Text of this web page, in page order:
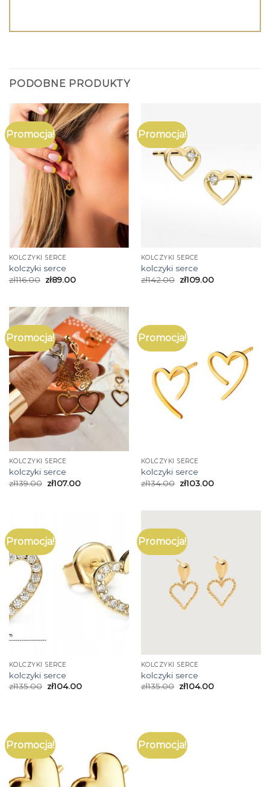
PODOBNE PRODUKTY
Promocja!
KOLCZYKI SERCE
kolczyki serce
zł116.00 zł89.00
Promocja!
KOLCZYKI SERCE
kolczyki serce
zł142.00 zł109.00
Promocja!
KOLCZYKI SERCE
kolczyki serce
zł139.00 zł107.00
Promocja!
KOLCZYKI SERCE
kolczyki serce
zł134.00 zł103.00
Promocja!
KOLCZYKI SERCE
kolczyki serce
zł135.00 zł104.00
Promocja!
KOLCZYKI SERCE
kolczyki serce
zł135.00 zł104.00
Promocja! Promocja!